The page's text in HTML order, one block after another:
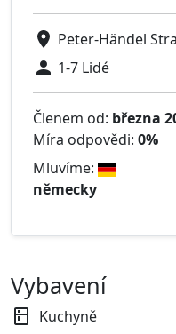
Peter-Händel
1-7 Lidé
Členem od: března
Míra odpovědi: 0%
Mluvíme:
německy
Vybavení
Kuchyně